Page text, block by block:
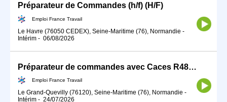
Préparateur de Commandes (h/f) (H/F)
Emploi France Travail
Le Havre (76050 CEDEX), Seine-Maritime (76), Normandie -
Intérim - 06/08/2026
Préparateur de commandes avec Caces R489-135 (H/F)
Emploi France Travail
Le Grand-Quevilly (76120), Seine-Maritime (76), Normandie -
Intérim - 24/07/2026